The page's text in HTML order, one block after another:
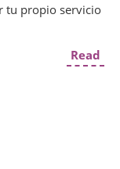
tu propio servicio
Read